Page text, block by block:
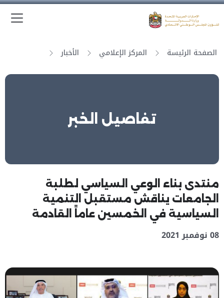
الصفحة الرئيسة المركز الإعلامي الأخبار
تفاصيل الخبر
منتدى بناء الوعي السياسي لطلبة
الجامعات يناقش مستقبل التنمية
السياسية في الخمسين عاماً القادمة
08 نوفمبر 2021